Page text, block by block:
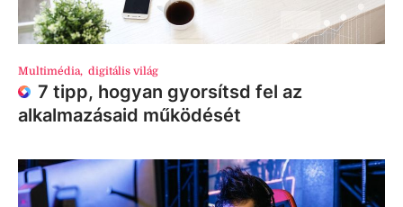
Multimédia, digitális világ
7 tipp, hogyan gyorsítsd fel az
alkalmazásaid működését